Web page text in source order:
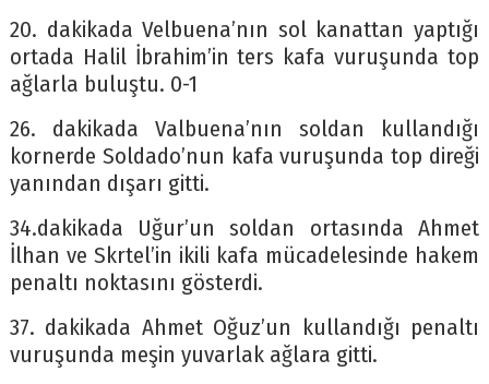
20. dakikada Velbuena’nın sol kanattan yaptığı
ortada Halil İbrahim’in ters kafa vuruşunda top
ağlarla buluştu. 0-1
26. dakikada Valbuena’nın soldan kullandığı
kornerde Soldado’nun kafa vuruşunda top direği
yanından dışarı gitti.
34.dakikada Uğur’un soldan ortasında Ahmet
İlhan ve Skrtel’in ikili kafa mücadelesinde hakem
penaltı noktasını gösterdi.
37. dakikada Ahmet Oğuz’un kullandığı penaltı
vuruşunda meşin yuvarlak ağlara gitti.